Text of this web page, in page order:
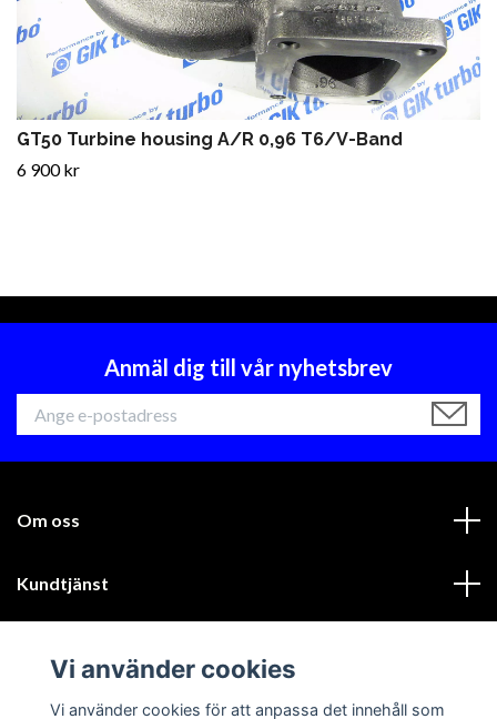
GT50 Turbine housing A/R 0,96 T6/V-Band
6 900 kr
Anmäl dig till vår nyhetsbrev
Om oss
Kundtjänst
Sociala medier
Vi använder cookies
Vi använder cookies för att anpassa det innehåll som